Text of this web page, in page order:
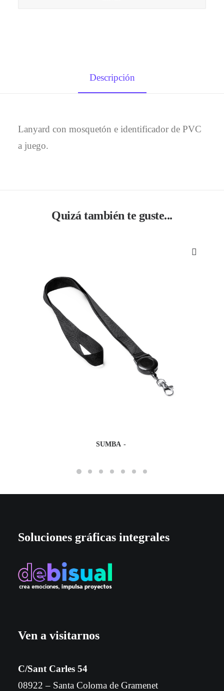
Descripción
Lanyard con mosquetón e identificador de PVC
a juego.
Quizá también te guste...
SUMBA
Soluciones gráficas integrales
Ven a visitarnos
C/Sant Carles 54
08922 – Santa Coloma de Gramenet